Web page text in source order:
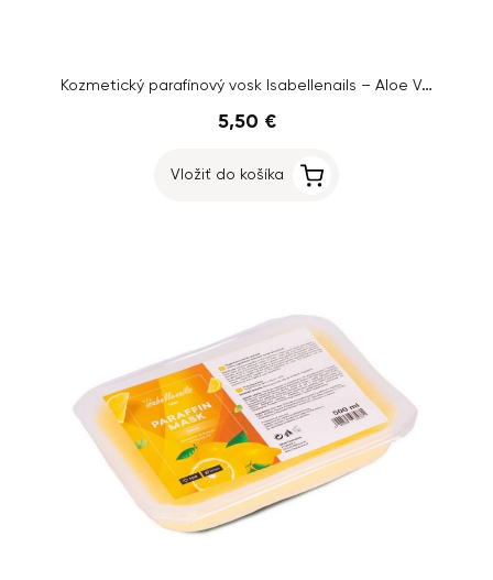
Kozmetický parafínový vosk Isabellenails – Aloe Vera, 500ml
5,50 €
Vložiť do košíka